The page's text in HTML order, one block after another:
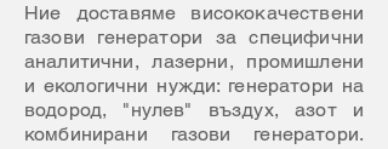
Ние доставяме висококачествени
газови генератори за специфични
аналитични, лазерни, промишлени
и екологични нужди: генератори на
водород, "нулев" въздух, азот и
комбинирани газови генератори.